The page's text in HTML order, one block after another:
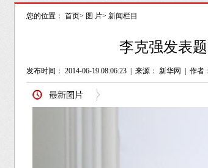
您的位置： 首页> 图 片> 新闻栏目
李克强发表
发布时间： 2014-06-19 08:06:23 来源： 新华网 作者